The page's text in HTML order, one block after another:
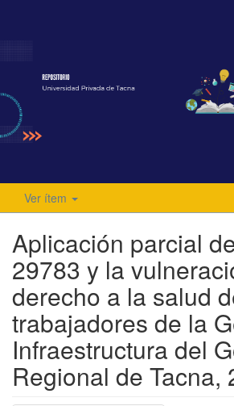
Ver ítem
Aplicación parcial
29783 y la
derecho a la salud
trabajadores de la
Infraestructura del
Regional de Tacna,